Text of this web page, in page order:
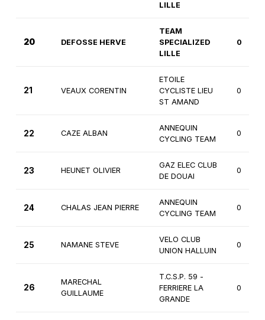
LILLE
20 DEFOSSE HERVE
TEAM
SPECIALIZED
LILLE
0
21 VEAUX CORENTIN
ETOILE
CYCLISTE LIEU
ST AMAND
0
22 CAZE ALBAN
ANNEQUIN
CYCLING TEAM
0
23 HEUNET OLIVIER
GAZ ELEC CLUB
DE DOUAI
0
24 CHALAS JEAN PIERRE
ANNEQUIN
CYCLING TEAM
0
25 NAMANE STEVE
VELO CLUB
UNION HALLUIN
0
26
MARECHAL
GUILLAUME
T.C.S.P. 59 -
FERRIERE LA
GRANDE
0